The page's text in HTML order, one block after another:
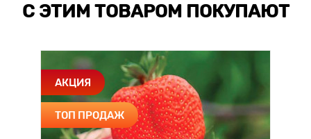
С ЭТИМ ТОВАРОМ ПОКУПАЮТ
АКЦИЯ
ТОП ПРОДАЖ